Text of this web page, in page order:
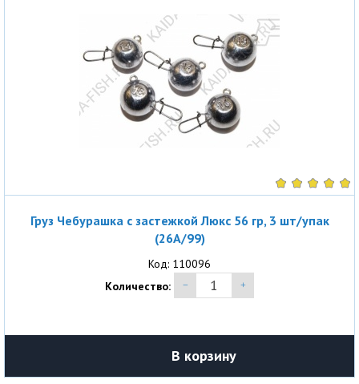
Груз Чебурашка с застежкой Люкс 56 гр, 3 шт/упак
(26A/99)
Код: 110096
Количество:
В корзину